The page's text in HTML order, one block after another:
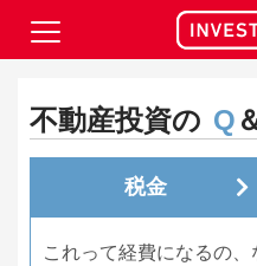
不動産投資の Q
税金
これって経費になるの